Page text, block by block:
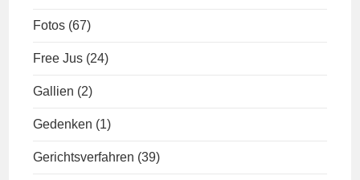
Fotos (67)
Free Jus (24)
Gallien (2)
Gedenken (1)
Gerichtsverfahren (39)